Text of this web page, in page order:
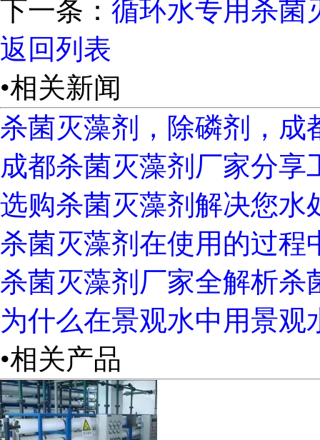
下一条： 循环水专用杀菌
返回列表
•相关新闻
杀菌灭藻剂，除磷剂，成
成都杀菌灭藻剂厂家分享
选购杀菌灭藻剂解决您水
杀菌灭藻剂在使用的过
杀菌灭藻剂厂家全解析杀
为什么在景观水中用景观
•相关产品